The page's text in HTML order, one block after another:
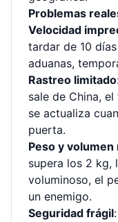
Problemas
Velocidad
tardar de 10
aduanas,
Rastreo limitado
sale de China,
se actualiza
puerta.
Peso y
supera los 2 kg,
voluminoso, el
un enemigo.
Seguridad frágil